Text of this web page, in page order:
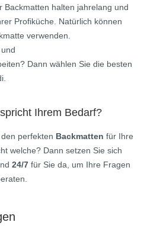
Backmatten halten jahrelang und
Profiküche. Natürlich können
verwenden.
Dann wählen Sie die besten
Ihrem Bedarf?
perfekten Backmatten für Ihre
welche? Dann setzen Sie sich
24/7 für Sie da, um Ihre Fragen